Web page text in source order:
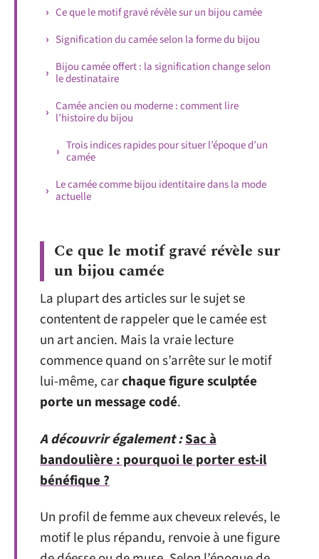
Ce que le motif gravé révèle sur un bijou camée
Signification du camée selon la forme du bijou
Bijou camée offert : la signification change selon
le destinataire
Camée ancien ou moderne : comment lire
l’histoire du bijou
Trois indices rapides pour situer l’époque d’un
camée
Le camée comme bijou identitaire dans la mode
actuelle
Ce que le motif gravé révèle sur
un bijou camée
La plupart des articles sur le sujet se
contentent de rappeler que le camée est
un art ancien. Mais la vraie lecture
commence quand on s’arrête sur le motif
lui-même, carchaque figure sculptée
porte un message codé.
A découvrir également :Sac à
bandoulière : pourquoi le porter est-il
bénéfique ?
Un profil de femme aux cheveux relevés, le
motif le plus répandu, renvoie à une figure